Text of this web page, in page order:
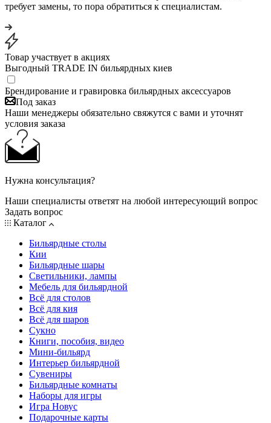
требует замены, то пора обратиться к специалистам.
Товар участвует в акциях
Выгодный TRADE IN бильярдных киев
Брендирование и гравировка бильярдных аксессуаров
Под заказ
Наши менеджеры обязательно свяжутся с вами и уточнят
условия заказа
Нужна консультация?
Наши специалисты ответят на любой интересующий вопрос
Задать вопрос
Каталог
Бильярдные столы
Кии
Бильярдные шары
Светильники, лампы
Мебель для бильярдной
Всё для столов
Всё для кия
Всё для шаров
Сукно
Книги, пособия, видео
Мини-бильярд
Интерьер бильярдной
Сувениры
Бильярдные комнаты
Наборы для игры
Игра Новус
Подарочные карты